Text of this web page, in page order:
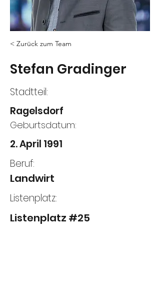
< Zurück zum Team
Stefan Gradinger
Stadtteil:
Ragelsdorf
Geburtsdatum:
2. April 1991
Beruf:
Landwirt
Listenplatz:
Listenplatz #25